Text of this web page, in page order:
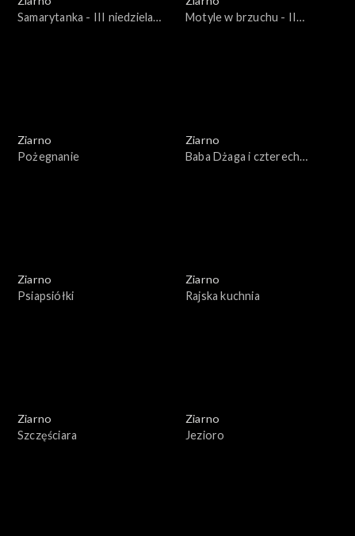
Samarytanka - III niedziela
Motyle w brzuchu - II
Ziarno
Pożegnanie
Ziarno
Baba Dżaga i czterech
Ziarno
Psiapsiółki
Ziarno
Rajska kuchnia
Ziarno
Szczęściara
Ziarno
Jezioro